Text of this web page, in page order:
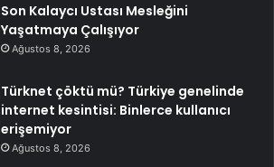
Son Kalaycı Ustası Mesleğini
Yaşatmaya Çalışıyor
Ağustos 8, 2026
Türknet çöktü mü? Türkiye genelinde
internet kesintisi: Binlerce kullanıcı
erişemiyor
Ağustos 8, 2026